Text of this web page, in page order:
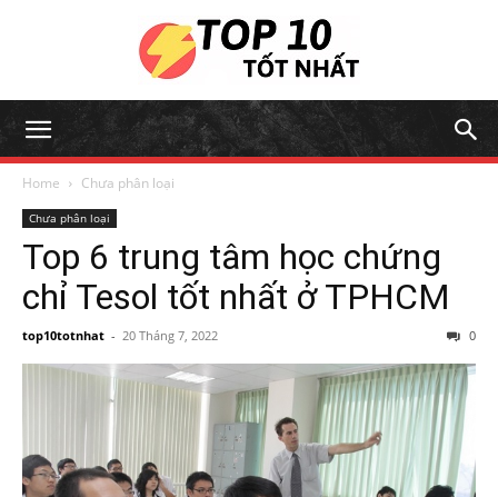
Home Chưa phân loại
Chưa phân loại
Top 6 trung tâm học chứng
chỉ Tesol tốt nhất ở TPHCM
top10totnhat - 20 Tháng 7, 2022 0